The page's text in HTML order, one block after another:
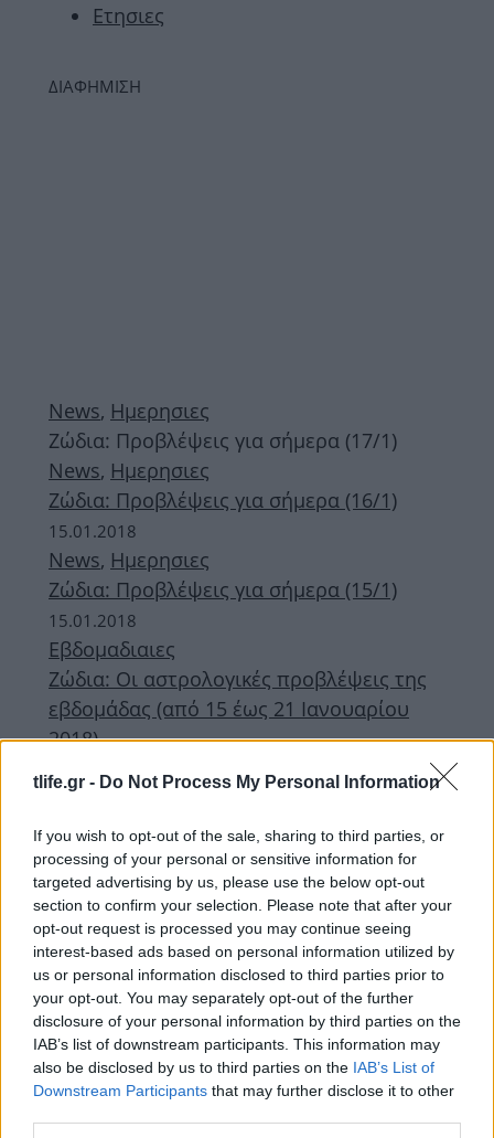
tlife.gr - Do Not Process My Personal Information
If you wish to opt-out of the sale, sharing to third parties, or
processing of your personal or sensitive information for
targeted advertising by us, please use the below opt-out
section to confirm your selection. Please note that after your
opt-out request is processed you may continue seeing
interest-based ads based on personal information utilized by
us or personal information disclosed to third parties prior to
your opt-out. You may separately opt-out of the further
disclosure of your personal information by third parties on the
IAB’s list of downstream participants. This information may
also be disclosed by us to third parties on the IAB’s List of
Downstream Participants that may further disclose it to other
Ετησιες
ΔΙΑΦΗΜΙΣΗ
News, Ημερησιες
Ζώδια: Προβλέψεις για σήμερα (17/1)
News, Ημερησιες
Ζώδια: Προβλέψεις για σήμερα (16/1)
15.01.2018
News, Ημερησιες
Ζώδια: Προβλέψεις για σήμερα (15/1)
15.01.2018
Εβδομαδιαιες
Ζώδια: Οι αστρολογικές προβλέψεις της
εβδομάδας (από 15 έως 21 Ιανουαρίου
2018)
News
Ζώδια: Προβλέψεις για σήμερα (14/1)
13.01.2018
Ζωδια
Ζώδια: Οι ερωτικές αστρολογικές
προβλέψεις της εβδομάδας (από 15 έως
21 Ιανουαρίου 2018)
ΔΙΑΦΗΜΙΣΗ